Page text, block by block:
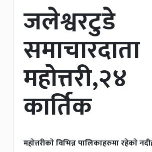
जलेश्वरटुडे
समाचारदाता
महोत्तरी,२४
कार्तिक
महाेत्तरीकाे विभिन्न पालिकाहरुमा रहेकाे